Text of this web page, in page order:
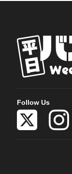
Follow Us